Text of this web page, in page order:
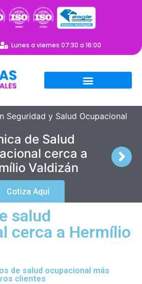
Lunes a viernes 07:30 a 16:00
Seguridad y Salud Ocupacional
de Salud
cerca a
Valdizán
Cotiza Aquí
salud
cerca a Hermílio
de salud ocupacional más
clientes